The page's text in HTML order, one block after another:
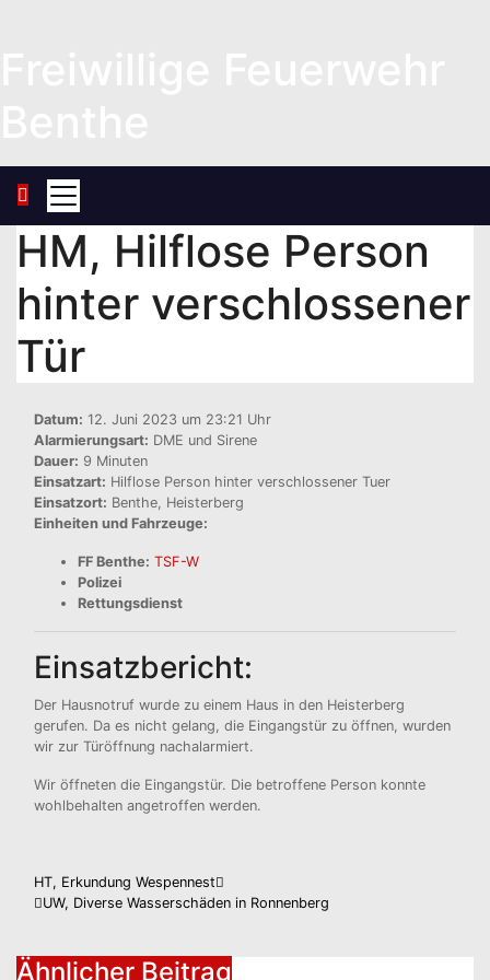
HM, Hilflose Person
hinter verschlossener
Tür
Datum: 12. Juni 2023 um 23:21 Uhr
Alarmierungsart: DME und Sirene
Dauer: 9 Minuten
Einsatzart: Hilflose Person hinter verschlossener Tuer
Einsatzort: Benthe, Heisterberg
Einheiten und Fahrzeuge:
FF Benthe: TSF-W
Polizei
Rettungsdienst
Einsatzbericht:
Der Hausnotruf wurde zu einem Haus in den Heisterberg
gerufen. Da es nicht gelang, die Eingangstür zu öffnen, wurden
wir zur Türöffnung nachalarmiert.
Wir öffneten die Eingangstür. Die betroffene Person konnte
wohlbehalten angetroffen werden.
Beitragsnavigation
HT, Erkundung Wespennest
UW, Diverse Wasserschäden in Ronnenberg
Ähnlicher Beitrag